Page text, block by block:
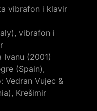
vibrafon i klavir
vibrafon i
Ivanu (2001)
(Spain),
Vedran Vujec &
Krešimir